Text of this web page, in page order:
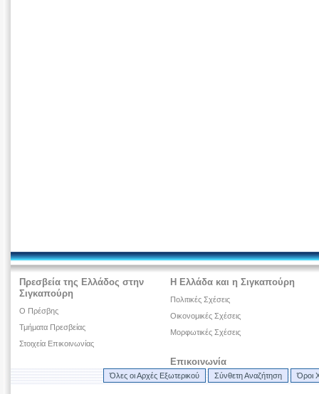
Πρεσβεία της Ελλάδος στην
Σιγκαπούρη
O Πρέσβης
Τμήματα Πρεσβείας
Στοιχεία Επικοινωνίας
Η Ελλάδα και η Σιγκαπούρη
Πολιτικές Σχέσεις
Οικονομικές Σχέσεις
Μορφωτικές Σχέσεις
Επικοινωνία
Όλες οι Αρχές Εξωτερικού Σύνθετη Αναζήτηση Όροι